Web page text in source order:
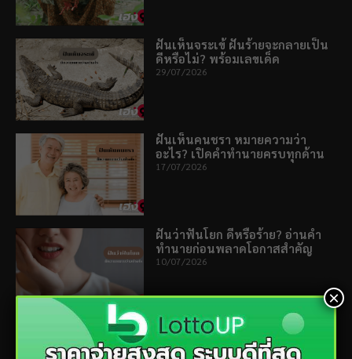
ฝันเห็นจระเข้ ฝันร้ายจะกลายเป็น
ดีหรือไม่? พร้อมเลขเด็ด
29/07/2026
ฝันเห็นคนชรา หมายความว่า
อะไร? เปิดคำทำนายครบทุกด้าน
17/07/2026
ฝันว่าฟันโยก ดีหรือร้าย? อ่านคำ
ทำนายก่อนพลาดโอกาสสำคัญ
10/07/2026
ฝันว่าแท้งลูก หมายถึงอะไร? เปิด
คำทำนายเรื่องรอบตัว
06/07/2026
×